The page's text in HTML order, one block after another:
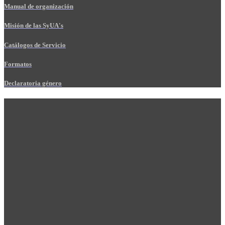
Manual de organización
Misión de las SyUA's
Catálogos de Servicio
Formatos
Declaratoria género